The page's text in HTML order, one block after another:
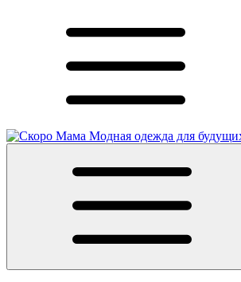
Модная одежда для